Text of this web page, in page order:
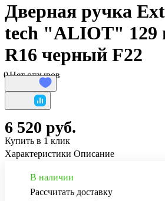
Дверная ручка
tech "ALIOT" 129
R16 черный F22
0Нет отзывов
6 520 руб.
Купить в 1 клик
Характеристики Описание
В наличии
Рассчитать доставку